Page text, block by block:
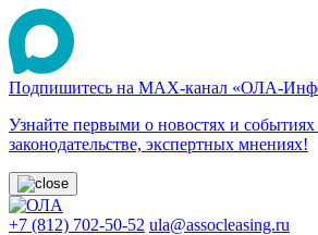
Подпишитесь на МАХ-канал «ОЛА-
Узнайте первыми о новостях и
законодательстве, экспертных мнениях!
+7 (812) 702-50-52 ula@assocleasing.ru